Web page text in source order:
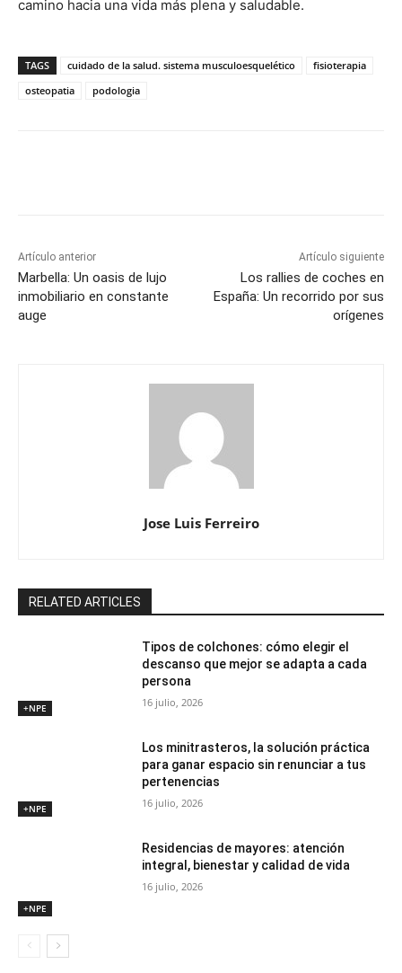
camino hacia una vida más plena y saludable.
TAGS cuidado de la salud. sistema musculoesquelético
fisioterapia
osteopatia
podologia
Artículo anterior
Marbella: Un oasis de lujo
inmobiliario en constante
auge
Artículo siguiente
Los rallies de coches en
España: Un recorrido por sus
orígenes
Jose Luis Ferreiro
RELATED ARTICLES
+NPE
Tipos de colchones: cómo elegir el
descanso que mejor se adapta a cada
persona
16 julio, 2026
+NPE
Los minitrasteros, la solución práctica
para ganar espacio sin renunciar a tus
pertenencias
16 julio, 2026
+NPE
Residencias de mayores: atención
integral, bienestar y calidad de vida
16 julio, 2026